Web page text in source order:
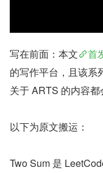
写在前面：本文 首
的写作平台，且该系
关于 ARTS 的内容都
以下为原文搬运：
Two Sum 是